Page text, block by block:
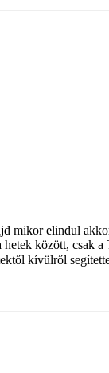
mikor elindul
között, csak a
kívülről